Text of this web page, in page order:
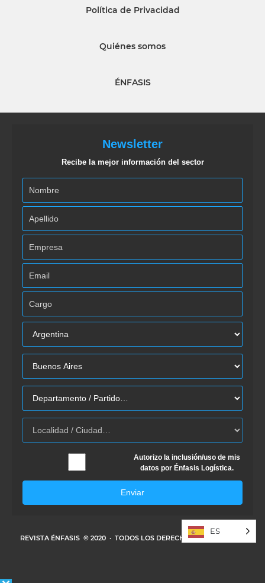
Política de Privacidad
Quiénes somos
ÉNFASIS
Newsletter
Recibe la mejor información del sector
Autorizo la inclusión/uso de mis
datos por Énfasis Logística.
Enviar
REVISTA ÉNFASIS © 2020 · TODOS LOS DERECHOS RESERVADOS
ES